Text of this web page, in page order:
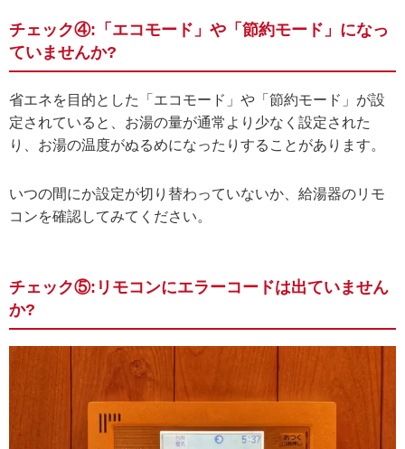
チェック④:「エコモード」や「節約モード」になっ
ていませんか?
省エネを目的とした「エコモード」や「節約モード」が設
定されていると、お湯の量が通常より少なく設定された
り、お湯の温度がぬるめになったりすることがあります。
いつの間にか設定が切り替わっていないか、給湯器のリモ
コンを確認してみてください。
チェック⑤:リモコンにエラーコードは出ていません
か?